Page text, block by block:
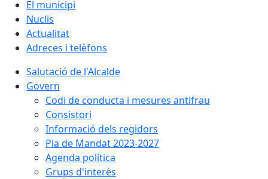
El municipi
Nuclis
Actualitat
Adreces i telèfons
Salutació de l'Alcalde
Govern
Codi de conducta i mesures antifrau
Consistori
Informació dels regidors
Pla de Mandat 2023-2027
Agenda política
Grups d'interès